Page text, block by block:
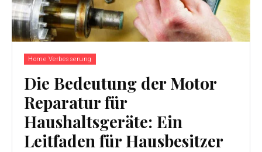
Home Verbesserung
Die Bedeutung der Motor
Reparatur für
Haushaltsgeräte: Ein
Leitfaden für Hausbesitzer